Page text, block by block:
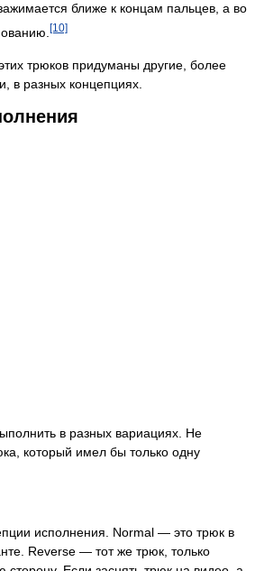
ближе к концам пальцев, а во
[10]
трюков придуманы другие, более
в разных концепциях.
в разных вариациях. Не
который имел бы только одну
исполнения. Normal — это трюк в
Reverse — тот же трюк, только